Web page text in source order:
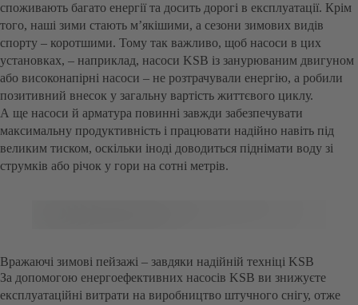
споживають багато енергії та досить дорогі в експлуатації. Крім
того, наші зими стають м’якішими, а сезони зимових видів
спорту – коротшими. Тому так важливо, щоб насоси в цих
установках, – наприклад, насоси KSB із занурюваним двигуном
або високонапірні насоси – не розтрачували енергію, а робили
позитивний внесок у загальну вартість життєвого циклу.
А ще насоси й арматура повинні завжди забезпечувати
максимальну продуктивність і працювати надійно навіть під
великим тиском, оскільки іноді доводиться піднімати воду зі
струмків або річок у гори на сотні метрів.
Вражаючі зимові пейзажі – завдяки надійній техніці KSB
За допомогою енергоефективних насосів KSB ви знижуєте
експлуатаційні витрати на виробництво штучного снігу, отже